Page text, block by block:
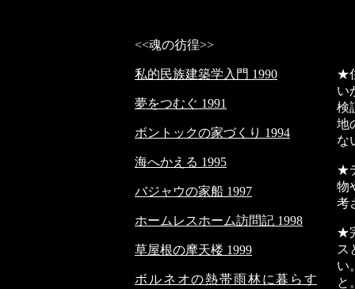
<<魂の彷徨>>
私的民族建築学入門 1990
夢をつむぐ 1991
ボントックの家づくり 1994
海へかえる 1995
バジャウの家船 1997
ホームレスホーム訪問記 1998
草屋根の摩天楼 1999
ボルネオの熱帯雨林に暮らす
★
い
検
地
な
★
物
考
★
ス
い
と